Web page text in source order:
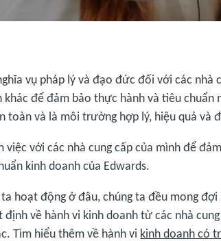
vụ pháp lý và đạo đức đối với các nhà
khác để đảm bảo thực hành và tiêu chuẩn
toàn và là môi trường hợp lý, hiệu quả và
việc với các nhà cung cấp của mình để
kinh doanh của Edwards.
ta hoạt động ở đâu, chúng ta đều mong
về hành vi kinh doanh từ các nhà
Tìm hiểu thêm về hành vi kinh doanh có